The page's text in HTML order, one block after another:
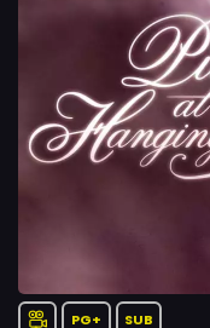
PG+ SUB